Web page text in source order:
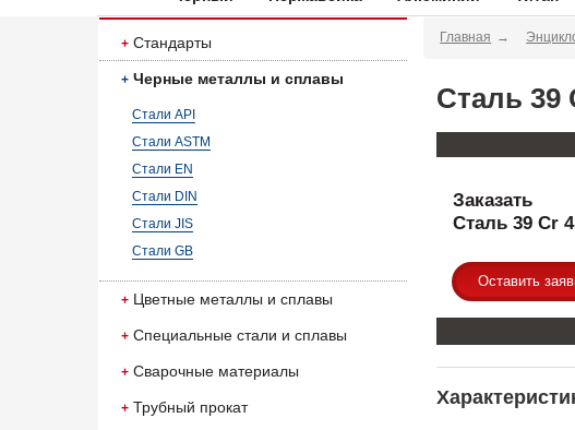
Стандарты
Черные металлы и сплавы
Стали API
Стали ASTM
Стали EN
Стали DIN
Стали JIS
Стали GB
Цветные металлы и сплавы
Специальные стали и сплавы
Сварочные материалы
Трубный прокат
Главная
Сталь 39
Заказать
Сталь 39 Cr
Оставить